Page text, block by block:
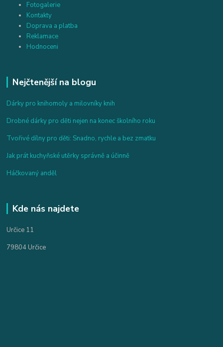
Fotogalerie
Kontakty
Doprava a platba
Reklamace
Hodnoceni
Nejčtenější na blogu
Dárky pro knihomoly a milovníky knih
Drobné dárky pro děti nejen na konec školního roku
Tvořivé dílny pro děti: Snadno, rychle a bez zmatku
Jak prát kuchyňské utěrky správně a účinně
Háčkovaný anděl
Kde nás najdete
Určice 11
79804 Určice